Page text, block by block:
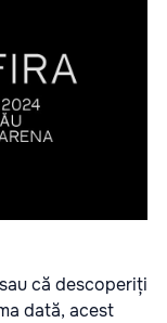
că descoperiți
dată, acest